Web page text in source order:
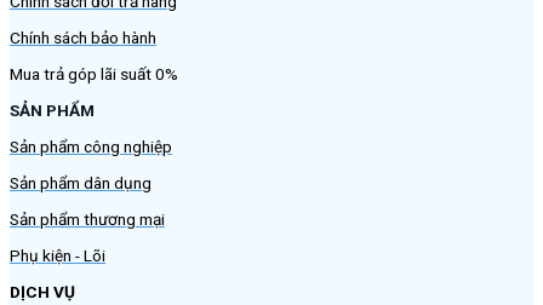
Chính sách bảo hành
Mua trả góp lãi suất 0%
SẢN PHẨM
Sản phẩm công nghiệp
Sản phẩm dân dụng
Sản phẩm thương mại
Phụ kiện - Lõi
DỊCH VỤ